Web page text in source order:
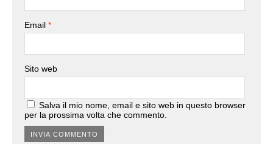
Email *
Sito web
Salva il mio nome, email e sito web in questo browser
per la prossima volta che commento.